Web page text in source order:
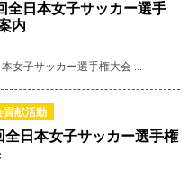
全日本女子サッカー選手
内
女子サッカー選手権大会 ...
貢献活動
全日本女子サッカー選手権